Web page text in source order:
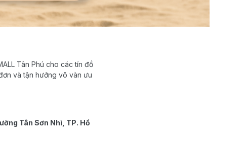
Tân Phú cho các tín đồ
và tận hưởng vô vàn ưu
Tân Sơn Nhì, TP. Hồ